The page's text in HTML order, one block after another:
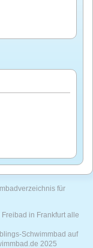
für
in Frankfurt alle
Schwimmbad auf
2025